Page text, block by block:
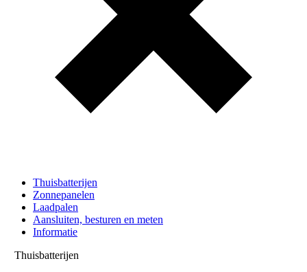
Thuisbatterijen
Zonnepanelen
Laadpalen
Aansluiten, besturen en meten
Informatie
Thuisbatterijen